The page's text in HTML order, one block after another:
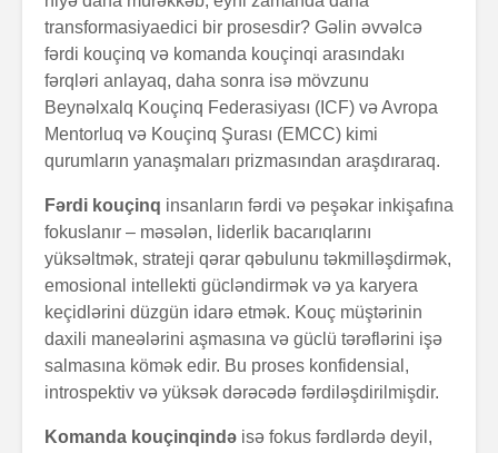
transformasiyaedici bir prosesdir? Gəlin əvvəlcə
fərdi kouçinq və komanda kouçinqi arasındakı
fərqləri anlayaq, daha sonra isə mövzunu
Beynəlxalq Kouçinq Federasiyası (ICF) və Avropa
Mentorluq və Kouçinq Şurası (EMCC) kimi
qurumların yanaşmaları prizmasından araşdıraraq.
Fərdi kouçinq insanların fərdi və peşəkar inkişafına
fokuslanır – məsələn, liderlik bacarıqlarını
yüksəltmək, strateji qərar qəbulunu təkmilləşdirmək,
emosional intellekti gücləndirmək və ya karyera
keçidlərini düzgün idarə etmək. Kouç müştərinin
daxili maneələrini aşmasına və güclü tərəflərini işə
salmasına kömək edir. Bu proses konfidensial,
introspektiv və yüksək dərəcədə fərdiləşdirilmişdir.
Komanda kouçinqində isə fokus fərdlərdə deyil,
“Ulduzlu gecə”
necə yarandı?
Özünüdərketmə
nədir və necə
formalaşdırılır?
Avraam
Zalım padşahla
düzdanışan
qocanın hekayəti
Problem nədədir?
Elm